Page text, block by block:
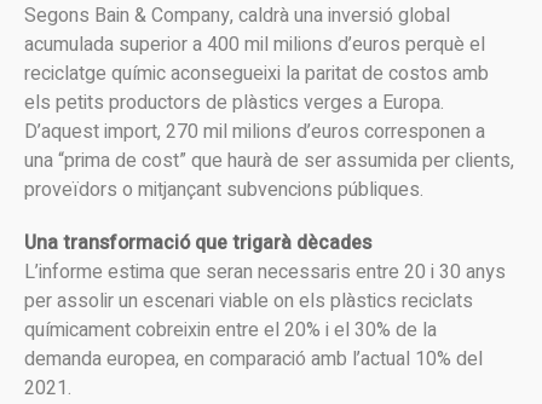
Segons Bain & Company, caldrà una inversió global
acumulada superior a 400 mil milions d’euros perquè el
reciclatge químic aconsegueixi la paritat de costos amb
els petits productors de plàstics verges a Europa.
D’aquest import, 270 mil milions d’euros corresponen a
una “prima de cost” que haurà de ser assumida per clients,
proveïdors o mitjançant subvencions públiques.
Una transformació que trigarà dècades
L’informe estima que seran necessaris entre 20 i 30 anys
per assolir un escenari viable on els plàstics reciclats
químicament cobreixin entre el 20% i el 30% de la
demanda europea, en comparació amb l’actual 10% del
2021.